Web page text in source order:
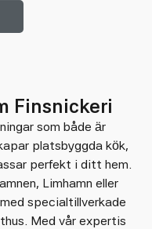
Finsnickeri
som både är
platsbyggda kök,
perfekt i ditt hem.
Limhamn eller
specialtillverkade
Med vår expertis